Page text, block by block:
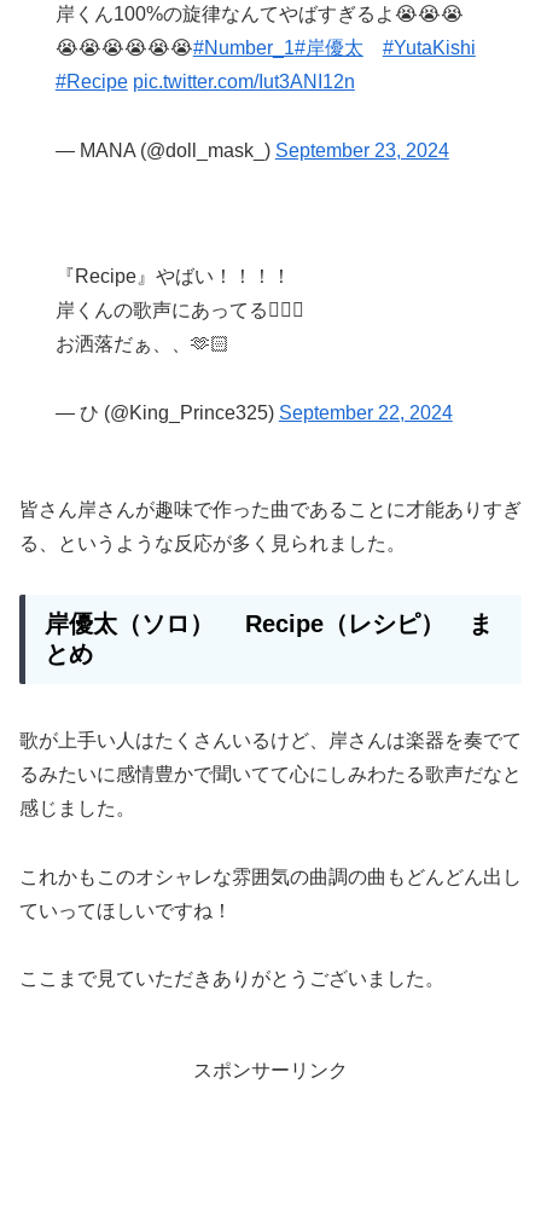
岸くん100%の旋律なんてやばすぎるよ😭😭😭
😭😭😭😭😭😭#Number_1#岸優太
#YutaKishi
#Recipe pic.twitter.com/Iut3ANI12n
— MANA (@doll_mask_) September 23, 2024
『Recipe』やばい！！！！
岸くんの歌声にあってる😵‍💫💜
お洒落だぁ、、🫶🏻
— ひ (@King_Prince325) September 22, 2024
皆さん岸さんが趣味で作った曲であることに才能ありすぎ
る、というような反応が多く見られました。
岸優太（ソロ） Recipe （レシピ） ま
とめ
歌が上手い人はたくさんいるけど、岸さんは楽器を奏でて
るみたいに感情豊かで聞いてて心にしみわたる歌声だなと
感じました。
これかもこのオシャレな雰囲気の曲調の曲もどんどん出し
ていってほしいですね！
ここまで見ていただきありがとうございました。
スポンサーリンク